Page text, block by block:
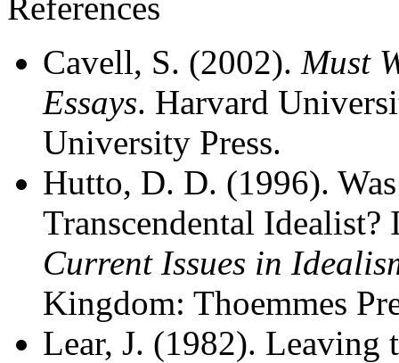
Cavell, S. (2002). Must
Essays. Harvard
University Press.
Hutto, D. D. (1996).
Transcendental
Current Issues in
Kingdom: Thoemmes
Lear, J. (1982).